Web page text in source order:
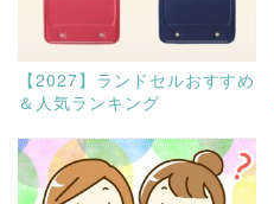
【2027】ランドセルおすすめ
＆人気ランキング